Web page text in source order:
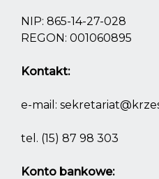
NIP: 865-14-27-028
REGON: 001060895
Kontakt:
e-mail:
tel. (15) 87 98 303
Konto bankowe: